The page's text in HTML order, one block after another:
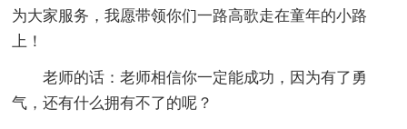
为大家服务，我愿带领你们一路高歌走在童年的小路
上！
老师的话：老师相信你一定能成功，因为有了勇
气，还有什么拥有不了的呢？